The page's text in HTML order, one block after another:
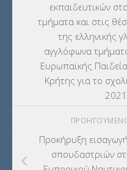
εκπαιδευτικών
τμήματα και στις
της ελληνικής
αγγλόφωνα
Ευρωπαϊκής
Κρήτης για το
2021
Προκήρυξη
σπουδαστριών